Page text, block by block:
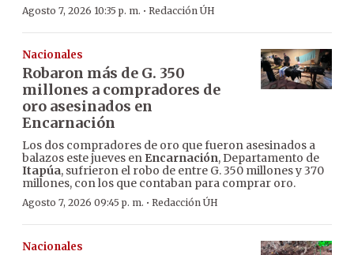
Agosto 7, 2026 10:35 p. m. · Redacción ÚH
Nacionales
Robaron más de G. 350
millones a compradores de
oro asesinados en
Encarnación
Los dos compradores de oro que fueron asesinados a
balazos este jueves en Encarnación, Departamento de
Itapúa, sufrieron el robo de entre G. 350 millones y 370
millones, con los que contaban para comprar oro.
Agosto 7, 2026 09:45 p. m. · Redacción ÚH
Nacionales